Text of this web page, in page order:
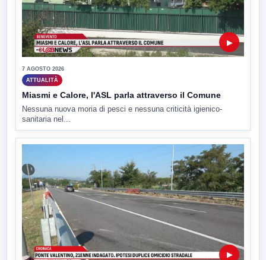
▶
7 AGOSTO 2026
ATTUALITÀ
Miasmi e Calore, l'ASL parla attraverso il Comune
Nessuna nuova moria di pesci e nessuna criticità igienico-
sanitaria nel...
▶